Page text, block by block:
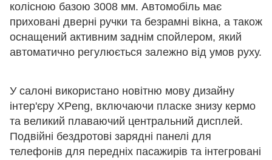
колісною базою 3008 мм. Автомобіль має
приховані дверні ручки та безрамні вікна, а також
оснащений активним заднім спойлером, який
автоматично регулюється залежно від умов руху.
У салоні використано новітню мову дизайну
інтер'єру XPeng, включаючи пласке знизу кермо
та великий плаваючий центральний дисплей.
Подвійні бездротові зарядні панелі для
телефонів для передніх пасажирів та інтегровані